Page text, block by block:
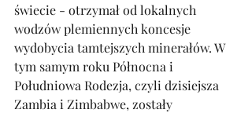
świecie - otrzymał od lokalnych
wodzów plemiennych koncesje
wydobycia tamtejszych minerałów. W
tym samym roku Północna i
Południowa Rodezja, czyli dzisiejsza
Zambia i Zimbabwe, zostały